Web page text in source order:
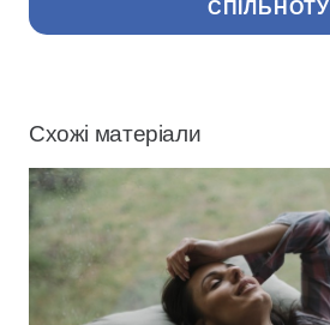
СПІЛЬНОТУ
Схожі матеріали